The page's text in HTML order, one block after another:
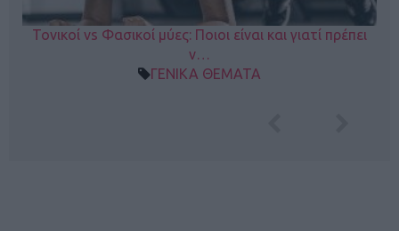
Τονικοί vs Φασικοί μύες: Ποιοι είναι και γιατί πρέπει
ν…
ΓΕΝΙΚΑ ΘΕΜΑΤΑ